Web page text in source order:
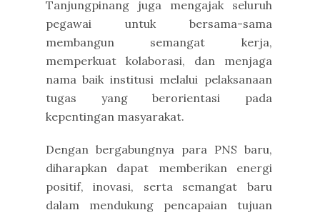
Tanjungpinang juga mengajak seluruh
pegawai untuk bersama-sama
membangun semangat kerja,
memperkuat kolaborasi, dan menjaga
nama baik institusi melalui pelaksanaan
tugas yang berorientasi pada
kepentingan masyarakat.
Dengan bergabungnya para PNS baru,
diharapkan dapat memberikan energi
positif, inovasi, serta semangat baru
dalam mendukung pencapaian tujuan